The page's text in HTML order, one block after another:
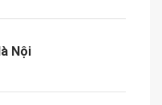
Nội